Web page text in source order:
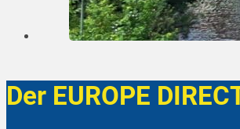
Der EUROPE